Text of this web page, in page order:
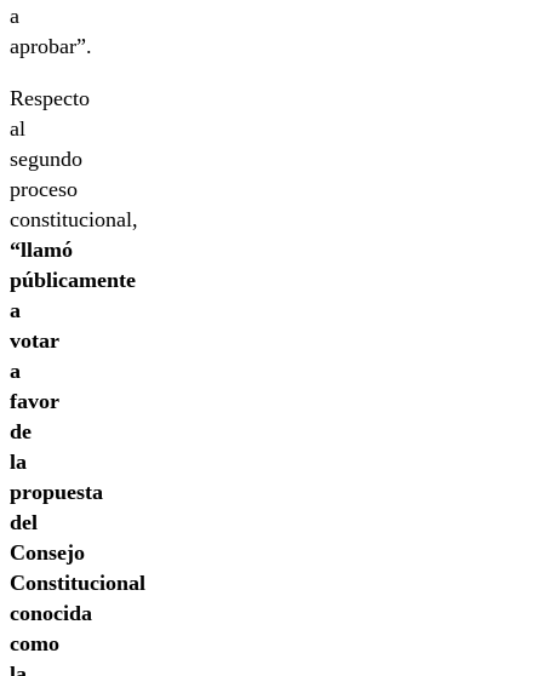
a
aprobar”.
Respecto
al
segundo
proceso
constitucional,
“llamó
públicamente
a
votar
a
favor
de
la
propuesta
del
Consejo
Constitucional
conocida
como